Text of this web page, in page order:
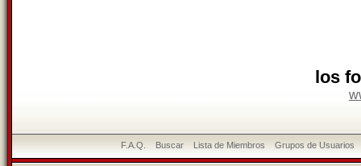
los
F.A.Q. Buscar Lista de Miembros Grupos de Usuarios